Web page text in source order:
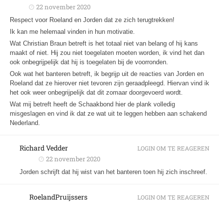
22 november 2020
Respect voor Roeland en Jorden dat ze zich terugtrekken!
Ik kan me helemaal vinden in hun motivatie.
Wat Christian Braun betreft is het totaal niet van belang of hij kans
maakt of niet. Hij zou niet toegelaten moeten worden, ik vind het dan
ook onbegrijpelijk dat hij is toegelaten bij de voorronden.
Ook wat het banteren betreft, ik begrijp uit de reacties van Jorden en
Roeland dat ze hierover niet tevoren zijn geraadpleegd. Hiervan vind ik
het ook weer onbegrijpelijk dat dit zomaar doorgevoerd wordt.
Wat mij betreft heeft de Schaakbond hier de plank volledig
misgeslagen en vind ik dat ze wat uit te leggen hebben aan schakend
Nederland.
Richard Vedder
22 november 2020
Jorden schrijft dat hij wist van het banteren toen hij zich inschreef.
LOGIN OM TE REAGEREN
RoelandPruijssers LOGIN OM TE REAGEREN